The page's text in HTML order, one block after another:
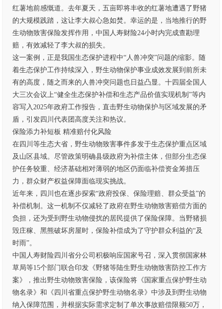
红薯地前感慨道。去年夏天，五亩即将丰收的红薯地遭遇了野猪
的大规模践踏，这让李大叔心急如焚。幸运的是，当地推行的野
生动物致害保险发挥作用，中国人寿财险24小时内完成查勘理
赔，有效减轻了李大叔的损失。
这一案例，正是我国生态保护进程中“人兽冲突”问题的缩影。随
着生态保护工作持续深入，野生动物保护事业成效发展到前所未
有的高度，随之而来的人兽冲突问题也日益凸显。十四届全国人
大三次会议上“健全生态保护补偿和生态产品价值实现机制”等内
容写入2025年政府工作报告，直击野生动物保护与区域发展的矛
盾，引发四川代表团高度关注和热议。
保险添力补短板 精准赔付化风险
在四川等生态大省，野生动物致害事件多发于生态保护重点区域
及山区县域。尽管政策明确县级政府为补偿主体，但部分生态保
护任务较重、经济基础相对薄弱的地区仍面临补偿资金筹措压
力，群众财产权益保障面临现实挑战。
近年来，四川也在逐步探索“政府投保、保险理赔、群众受益”的
补偿机制。这一机制不仅减轻了政府在野生动物致害赔偿方面的
负担，还为受到野生动物侵扰的居民提供了保险保障。当野猪损
毁庄稼、黑熊破坏房屋时，保险补偿成为了守护群众利益的“及
时雨”。
中国人寿财险四川省分公司积极响应国家号召，深入贯彻国家林
草局等15个部门联合印发《野猪等陆生野生动物致害防控工作方
案》，推出野生动物致害保险，该保险将《国家重点保护野生动
物名录》和《四川省重点保护野生动物名录》中涉及到野生动物
纳入保障范围，并根据实际需求定制了单次事故赔偿限额50万，